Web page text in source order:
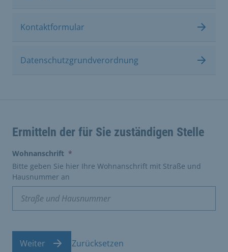
Kontaktformular
Datenschutzgrundverordnung
Ermitteln der für Sie zuständigen Stelle
Wohnanschrift *
Bitte geben Sie hier Ihre Wohnanschrift mit Straße und
Hausnummer an
Weiter Zurücksetzen